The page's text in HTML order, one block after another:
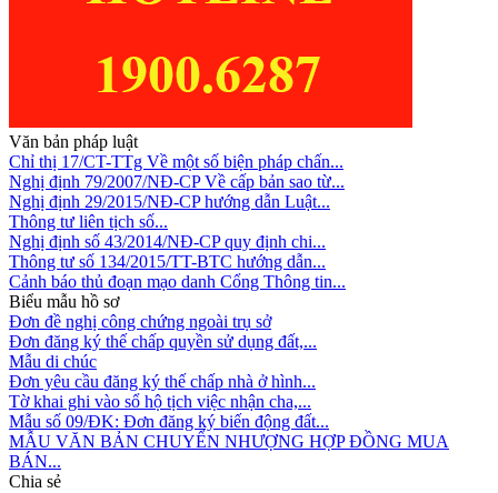
Văn bản pháp luật
Chỉ thị 17/CT-TTg Về một số biện pháp chấn...
Nghị định 79/2007/NĐ-CP Về cấp bản sao từ...
Nghị định 29/2015/NĐ-CP hướng dẫn Luật...
Thông tư liên tịch số...
Nghị định số 43/2014/NĐ-CP quy định chi...
Thông tư số 134/2015/TT-BTC hướng dẫn...
Cảnh báo thủ đoạn mạo danh Cổng Thông tin...
Biểu mẫu hồ sơ
Đơn đề nghị công chứng ngoài trụ sở
Đơn đăng ký thế chấp quyền sử dụng đất,...
Mẫu di chúc
Đơn yêu cầu đăng ký thế chấp nhà ở hình...
Tờ khai ghi vào sổ hộ tịch việc nhận cha,...
Mẫu số 09/ĐK: Đơn đăng ký biến động đất...
MẪU VĂN BẢN CHUYỂN NHƯỢNG HỢP ĐỒNG MUA
BÁN...
Chia sẻ